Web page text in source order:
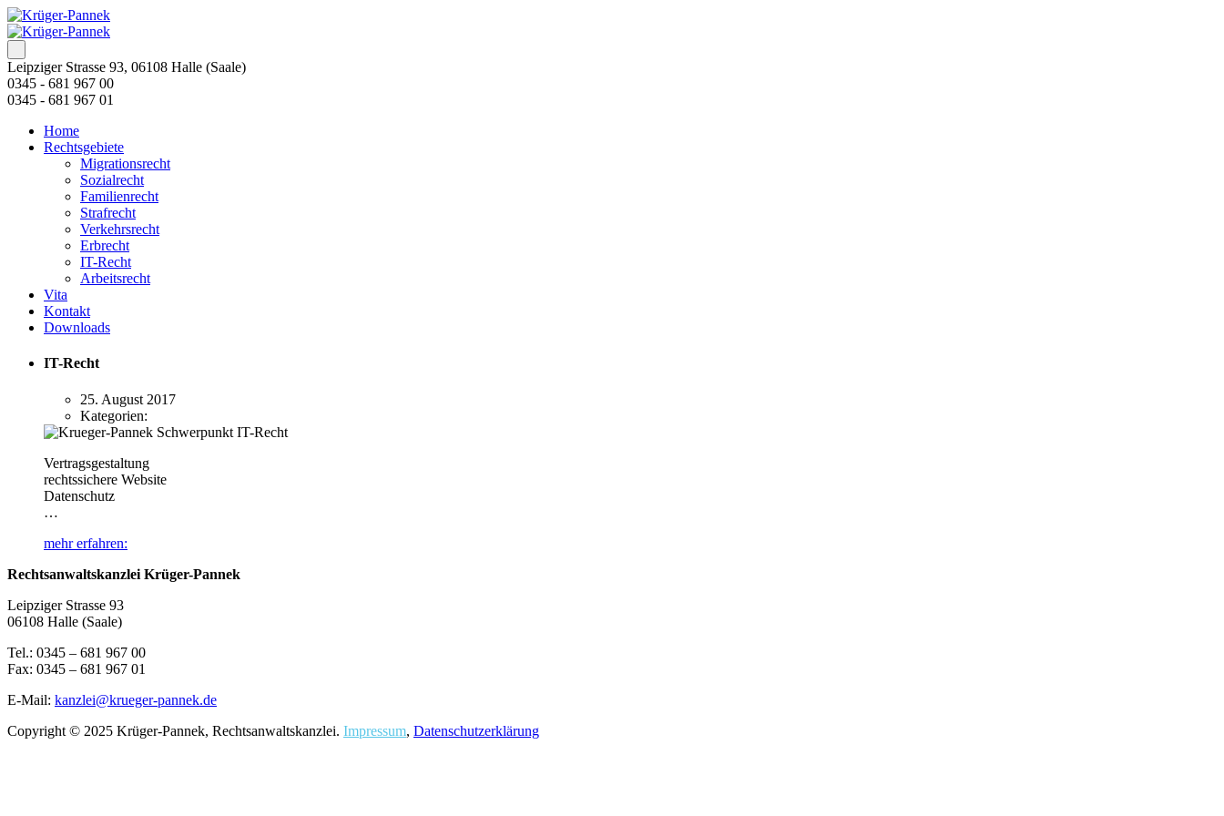
Leipziger Strasse 93, 06108 Halle (Saale)
0345 - 681 967 00
0345 - 681 967 01
Home
Rechtsgebiete
Migrationsrecht
Sozialrecht
Familienrecht
Strafrecht
Verkehrsrecht
Erbrecht
IT-Recht
Arbeitsrecht
Vita
Kontakt
Downloads
IT-Recht
25. August 2017
Kategorien:
Vertragsgestaltung
rechtssichere Website
Datenschutz
…
mehr erfahren:
Rechtsanwaltskanzlei Krüger-Pannek
Leipziger Strasse 93
06108 Halle (Saale)
Tel.: 0345 – 681 967 00
Fax: 0345 – 681 967 01
E-Mail: kanzlei@krueger-pannek.de
Copyright © 2025 Krüger-Pannek, Rechtsanwaltskanzlei. Impressum, Datenschutzerklärung